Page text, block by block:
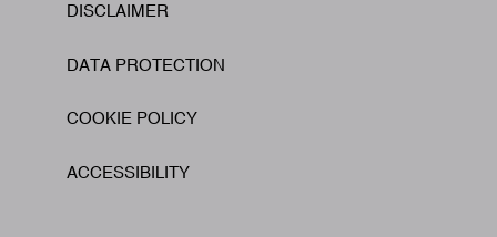
Footer
DISCLAIMER
DATA PROTECTION
COOKIE POLICY
ACCESSIBILITY